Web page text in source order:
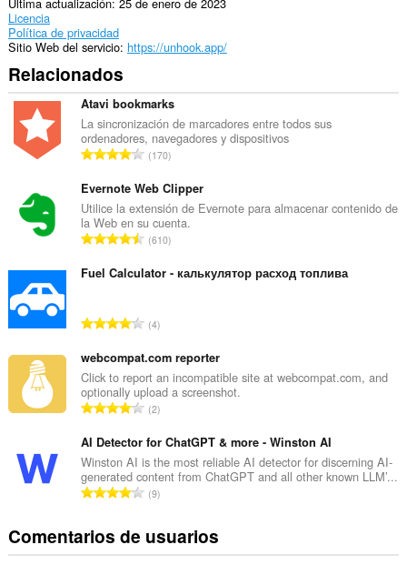
Licencia
Política de privacidad
Sitio Web del servicio https://unhook.app/
Relacionados
Atavi bookmarks
La sincronización de marcadores entre todos sus
ordenadores, navegadores y dispositivos
N
m
e
r
o
o
a
d
e
p
u
t
u
a
c
o
n
170
Evernote Web Clipper
Utilice la extensión de Evernote para almacenar contenido de
la Web en su cuenta.
N
m
o
o
t
a
d
e
p
u
t
u
610
Fuel Calculator - калькулятор расход топлива
N
m
e
r
o
o
t
a
e
p
4
webcompat.com reporter
Click to report an incompatible site at webcompat.com, and
optionally upload a screenshot.
N
m
e
r
o
o
t
2
AI Detector for ChatGPT & more - Winston AI
Winston AI is the most reliable AI detector for discerning AI-
generated content from ChatGPT and all other known LLM’...
N
m
e
9
Comentarios de usuarios